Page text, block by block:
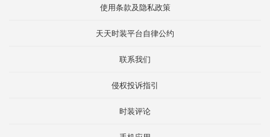
使用条款及隐私政策
天天时装平台自律公约
联系我们
侵权投诉指引
时装评论